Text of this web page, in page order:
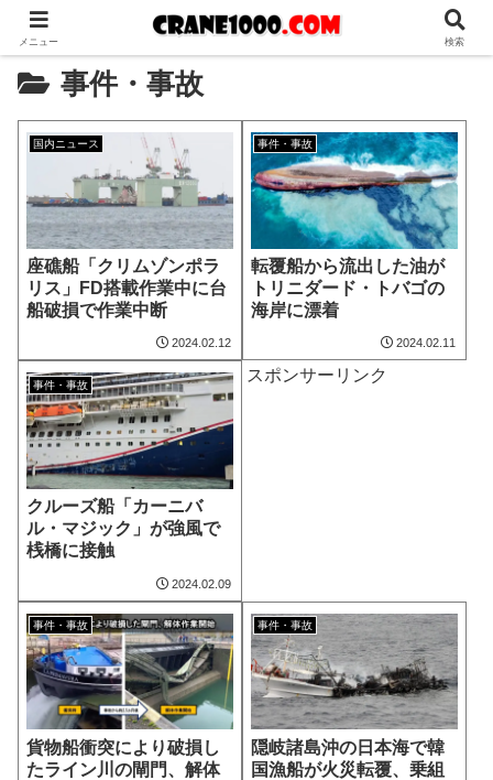
事件・事故
国内ニュース
座礁船「クリムゾンポラ
リス」FD搭載作業中に台
船破損で作業中断
2024.02.12
事件・事故
転覆船から流出した油が
トリニダード・トバゴの
海岸に漂着
2024.02.11
事件・事故
クルーズ船「カーニバ
ル・マジック」が強風で
桟橋に接触
2024.02.09
スポンサーリンク
事件・事故
貨物船衝突により破損し
たライン川の閘門、解体
事件・事故
隠岐諸島沖の日本海で韓
国漁船が火災転覆、乗組
メニュー 検索